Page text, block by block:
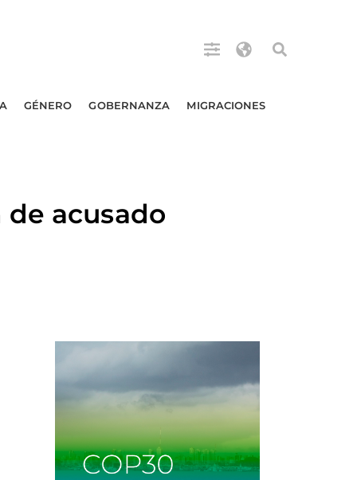
GÉNERO GOBERNANZA MIGRACIONES
acusado